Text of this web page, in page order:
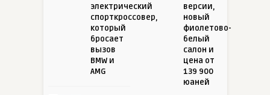
электрический
спорткроссовер,
который
бросает
вызов
BMW и
AMG
версии,
новый
фиолетово-
белый
салон и
цена от
139 900
юаней